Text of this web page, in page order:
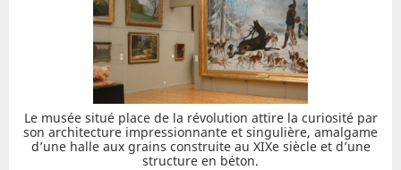
Le musée situé place de la révolution attire la curiosité par
son architecture impressionnante et singulière, amalgame
d’une halle aux grains construite au XIXe siècle et d’une
structure en béton.